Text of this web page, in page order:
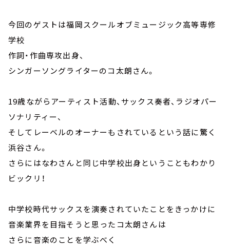
今回のゲストは福岡スクールオブミュージック高等専修
学校
作詞・作曲専攻出身、
シンガーソングライターのコ太朗さん。
19歳ながらアーティスト活動、サックス奏者、ラジオパー
ソナリティー、
そしてレーベルのオーナーもされているという話に驚く
浜谷さん。
さらにはなわさんと同じ中学校出身ということもわかり
ビックリ！
中学校時代サックスを演奏されていたことをきっかけに
音楽業界を目指そうと思ったコ太朗さんは
さらに音楽のことを学ぶべく